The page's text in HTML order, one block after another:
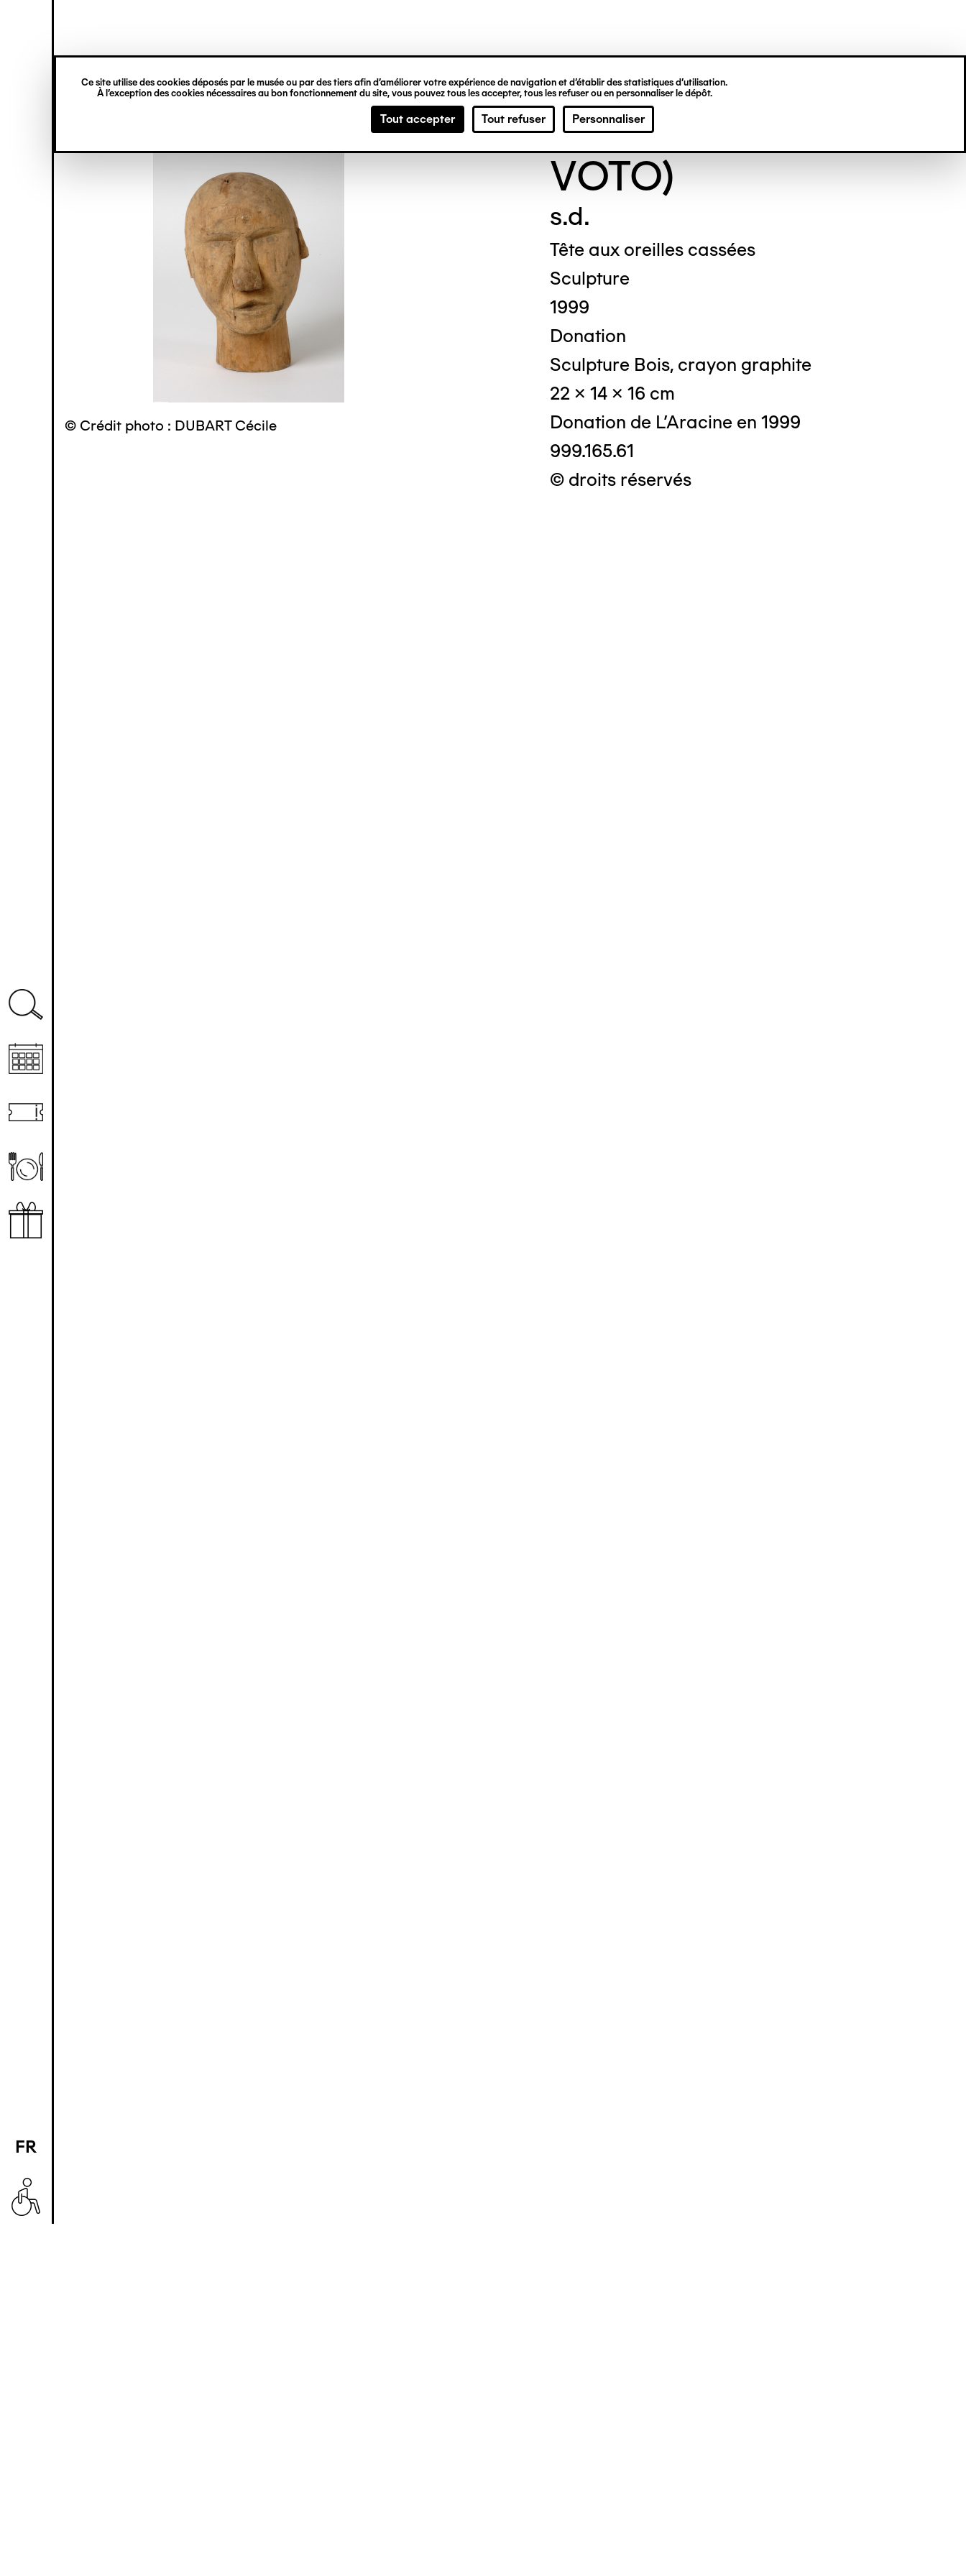
Ce site utilise des cookies déposés par le musée ou par des tiers afin d’améliorer votre expérience de navigation et d’établir des statistiques d’utilisation.
À l’exception des cookies nécessaires au bon fonctionnement du site, vous pouvez tous les accepter, tous les refuser ou en personnaliser le dépôt.
Tout accepter Tout refuser Personnaliser
principal
verticale
FR
EN
© Crédit photo : DUBART Cécile
ANONYME (DIT EX-
VOTO)
s.d.
Tête aux oreilles cassées
Sculpture
1999
Donation
Sculpture Bois, crayon graphite
22 x 14 x 16 cm
Donation de L'Aracine en 1999
999.165.61
© droits réservés